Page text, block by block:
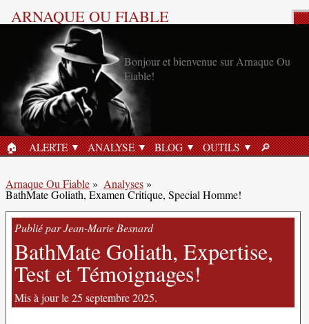
ARNAQUE OU FIABLE
ACCUEIL
🏠︎ ALERTE ANALYSE BLOG OUTILS 🔎︎
Arnaque Ou Fiable» Analyses»
BathMate Goliath, Examen Critique, Special Homme!
Publié par Jean-Marie Besnard
BathMate Goliath, Expertise,
Test et Témoignages!
Mis à jour le 25 septembre 2025.